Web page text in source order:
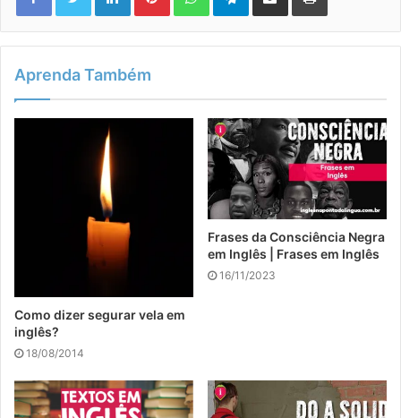
Aprenda Também
Como dizer segurar vela em
inglês?
18/08/2014
Frases da Consciência Negra
em Inglês | Frases em Inglês
16/11/2023